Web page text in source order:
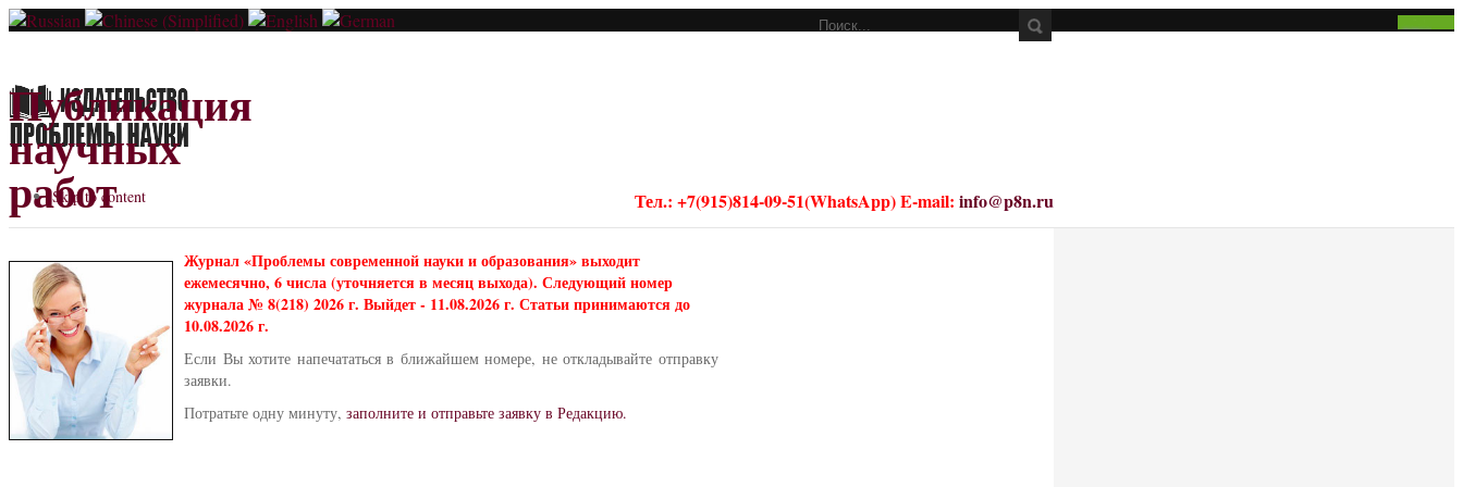
Публикация
научных
работ Тел.: +7(915)814-09-51(WhatsApp) E-mail: info@p8n.ru
Skip to content
Журнал «Проблемы современной науки и образования» выходит
ежемесячно, 6 числа (уточняется в месяц выхода). Следующий номер
журнала № 8(218) 2026 г. Выйдет - 11.08.2026 г. Статьи принимаются до
10.08.2026 г.
Если Вы хотите напечататься в ближайшем номере, не откладывайте отправку
заявки.
Потратьте одну минуту, заполните и отправьте заявку в Редакцию.